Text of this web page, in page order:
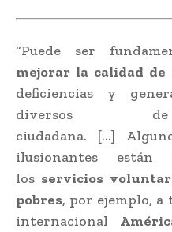
“Puede ser
mejorar la calidad de
deficiencias y
diversos de
ciudadana. […]
ilusionantes están
los servicios
pobres, por ejemplo, a
internacional